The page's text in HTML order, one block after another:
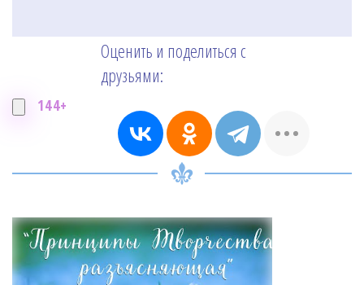
144+
Оценить и поделиться с
друзьями: